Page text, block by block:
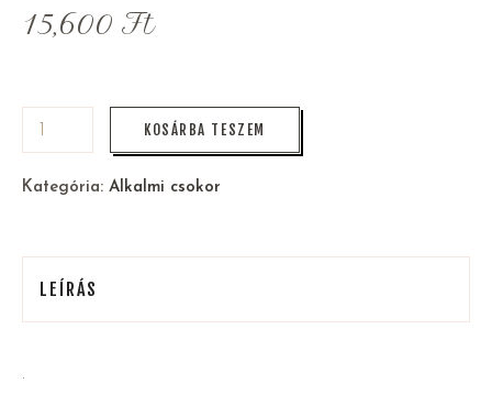
15,600 Ft
KOSÁRBA TESZEM
Kategória: Alkalmi csokor
LEÍRÁS
.